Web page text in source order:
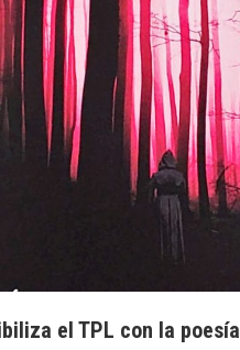
el TPL con la poesía